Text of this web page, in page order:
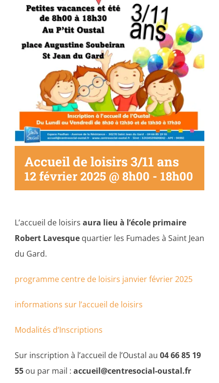
Accueil de loisirs 3/11 ans
12 février 2025 @ 8h00 - 18h00
L’accueil de loisirs aura lieu à l’école primaire
Robert Lavesque quartier les Fumades à Saint Jean
du Gard.
programme centre de loisirs janvier février 2025
informations sur l’accueil de loisirs
Modalités d’Inscriptions
Sur inscription à l’accueil de l’Oustal au 04 66 85 19
55 ou par mail : accueil@centresocial-oustal.fr